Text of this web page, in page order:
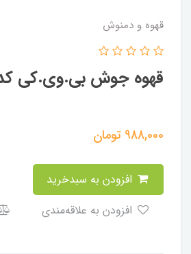
قهوه و دمنوش
قهوه جوش بی.وی.کی کد
988,000 تومان